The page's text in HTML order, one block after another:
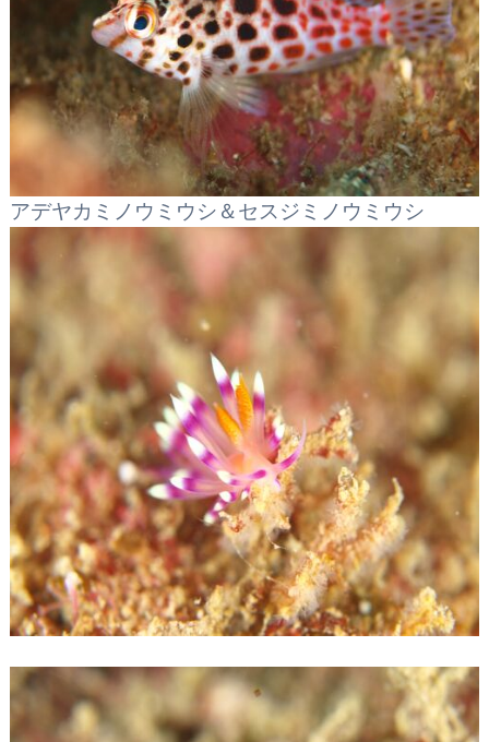
アデヤカミノウミウシ＆セスジミノウミウシ